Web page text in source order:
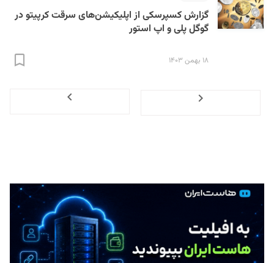
گزارش کسپرسکی از اپلیکیشن‌های سرقت کرپیتو در
گوگل پلی و اپ استور
۱۸ بهمن ۱۴۰۳